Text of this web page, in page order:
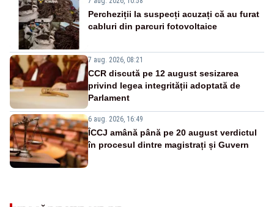
Percheziții la suspecți acuzați că au furat
cabluri din parcuri fotovoltaice
7 aug. 2026, 08:21
CCR discută pe 12 august sesizarea
privind legea integrității adoptată de
Parlament
6 aug. 2026, 16:49
ÎCCJ amână până pe 20 august verdictul
în procesul dintre magistrați și Guvern